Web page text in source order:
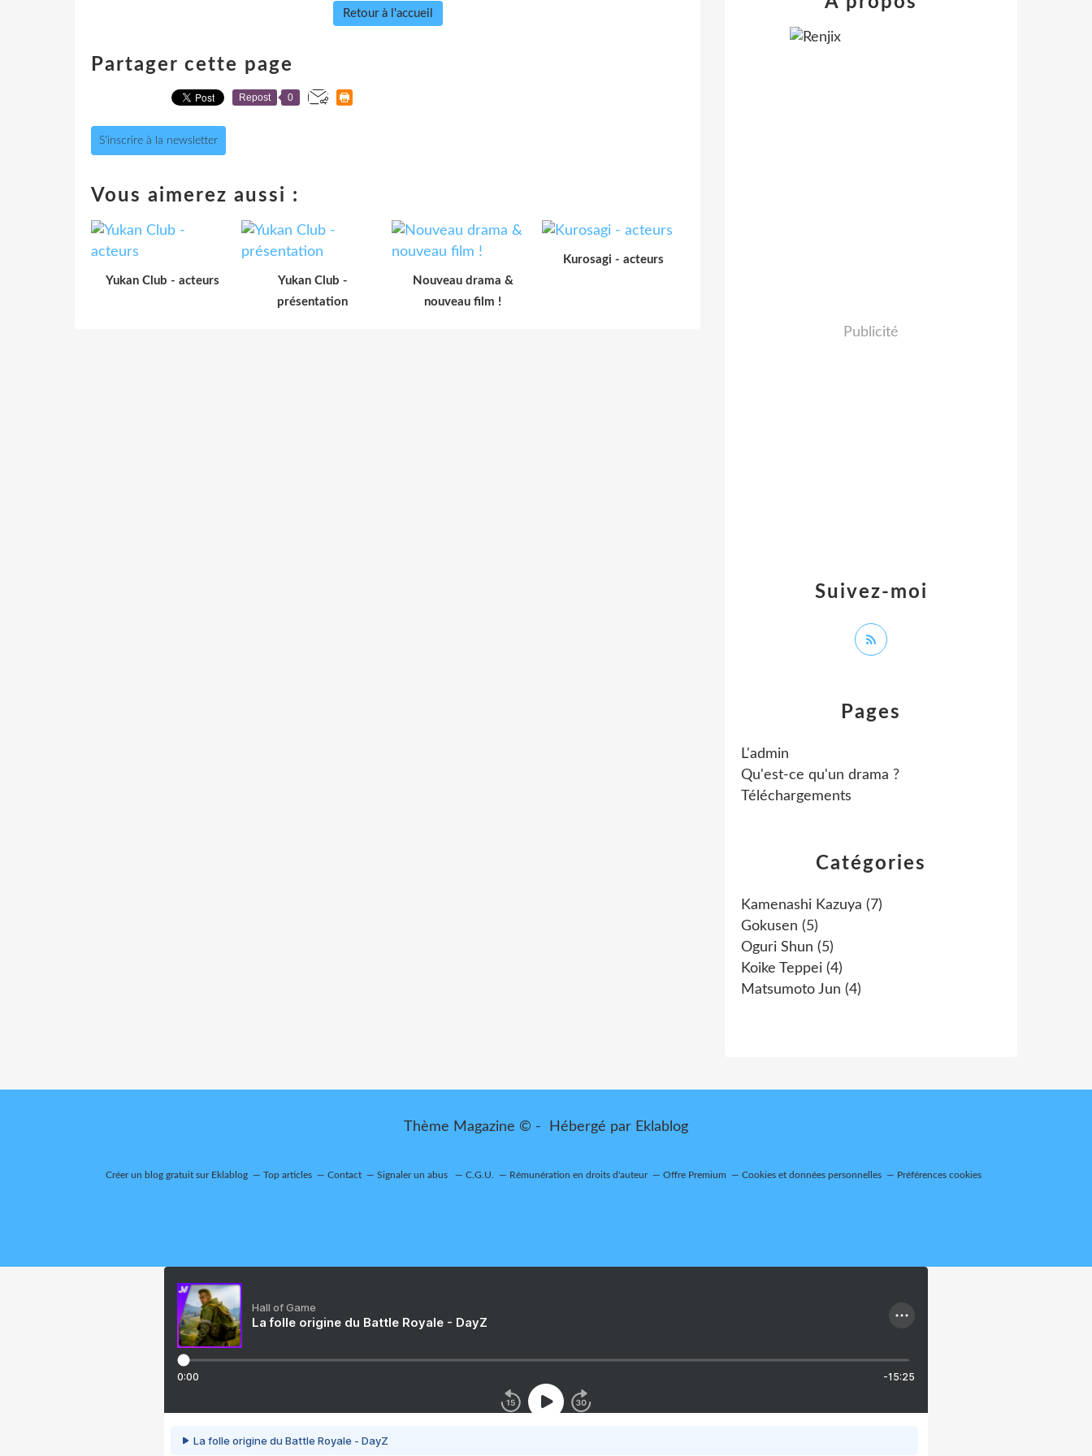
Retour à l'accueil
Partager cette page
Repost 0
S'inscrire à la newsletter
Vous aimerez aussi :
Yukan Club - acteurs
Yukan Club -
présentation
Nouveau drama &
nouveau film !
Kurosagi - acteurs
Catégories
Kamenashi Kazuya (7)
Gokusen (5)
Oguri Shun (5)
Koike Teppei (4)
Matsumoto Jun (4)
Pages
L'admin
Qu'est-ce qu'un drama ?
Téléchargements
Suivez-moi
Publicité
Thème Magazine © - Hébergé par Eklablog
Créer un blog gratuit sur Eklablog Top articles Contact Signaler un abus C.G.U. Rémunération en droits d'auteur Offre Premium Cookies et données personnelles Préférences cookies
Hall of Game
La folle origine du Battle Royale - DayZ
0:00 -15:25
La folle origine du Battle Royale - DayZ